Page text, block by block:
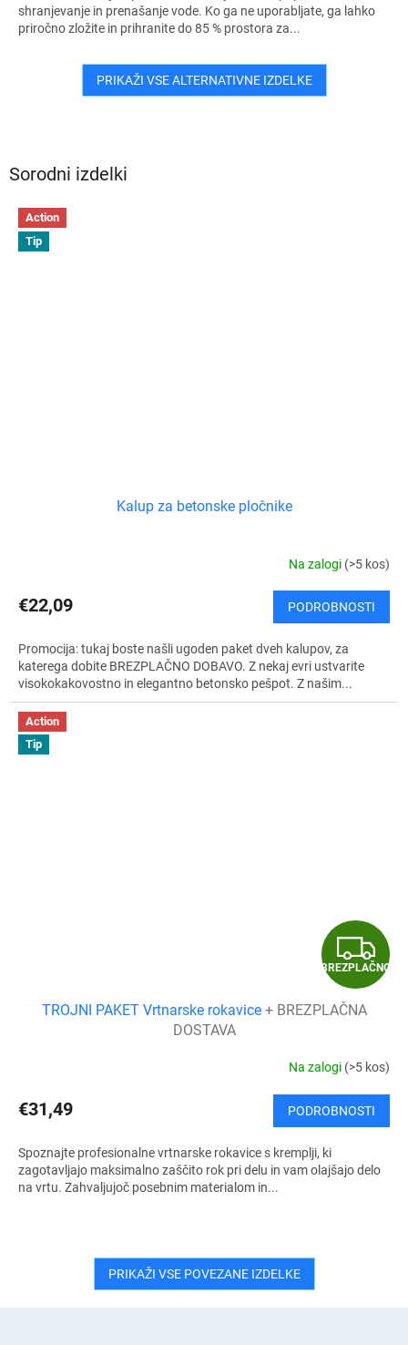
Sorodni izdelki
Action
Tip
Kalup za betonske pločnike
Na zalogi (>5 kos)
€22,09 PODROBNOSTI
Promocija: tukaj boste našli ugoden paket dveh kalupov, za
katerega dobite BREZPLAČNO DOBAVO. Z nekaj evri ustvarite
visokokakovostno in elegantno betonsko pešpot. Z našim...
Action
Tip
B
R
Z
P
L
A
BREZPLAČNO
TROJNI PAKET Vrtnarske rokavice + BREZPLAČNA
DOSTAVA
Na zalogi (>5 kos)
€31,49 PODROBNOSTI
Spoznajte profesionalne vrtnarske rokavice s kremplji, ki
zagotavljajo maksimalno zaščito rok pri delu in vam olajšajo delo
na vrtu. Zahvaljujoč posebnim materialom in...
PRIKAŽI VSE POVEZANE IZDELKE
shranjevanje in prenašanje vode. Ko ga ne uporabljate, ga lahko
priročno zložite in prihranite do 85 % prostora za...
PRIKAŽI VSE ALTERNATIVNE IZDELKE